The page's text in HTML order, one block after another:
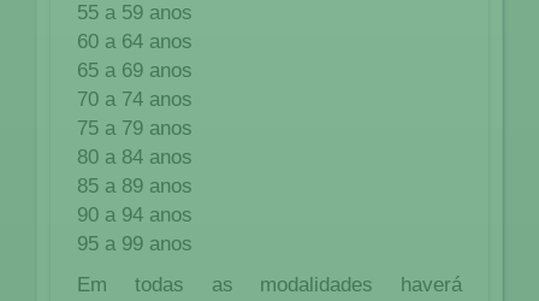
55 a 59 anos
60 a 64 anos
65 a 69 anos
70 a 74 anos
75 a 79 anos
80 a 84 anos
85 a 89 anos
90 a 94 anos
95 a 99 anos
Em todas as modalidades haverá